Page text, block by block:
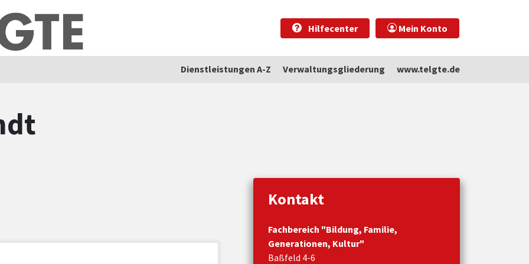
Hilfecenter
Mein Konto
Dienstleistungen A-Z Verwaltungsgliederung www.telgte.de
Kontakt
Fachbereich "Bildung, Familie,
Generationen, Kultur"
Baßfeld 4-6